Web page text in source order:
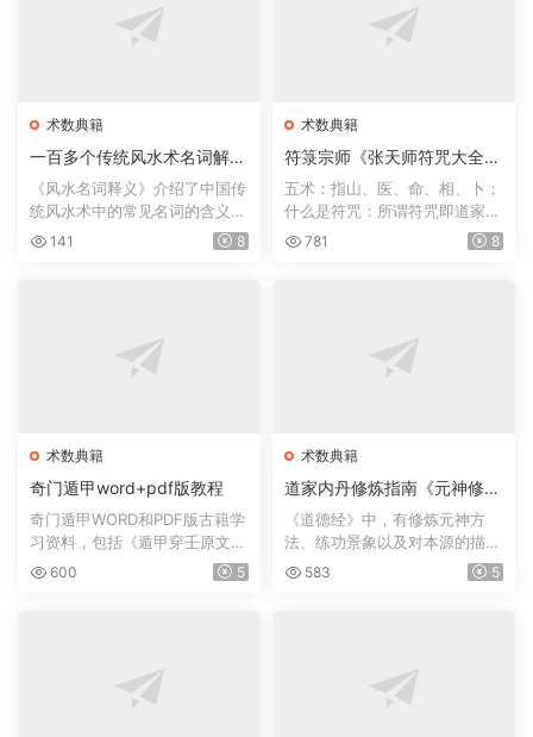
术数典籍
一百多个传统风水术名词解释
《风水名词释义》
《风水名词释义》介绍了中国传
统风水术中的常见名词的含义，
如风水术、太极晕、生...
141 8
术数典籍
符箓宗师《张天师符咒大全》
符咒术法趋吉避凶方术
五术：指山、医、命、相、卜；
什么是符咒：所谓符咒即道家所
用的“符文咒训”的简称...
781 8
术数典籍
奇门遁甲word+pdf版教程
奇门遁甲WORD和PDF版古籍学
习资料，包括《遁甲穿壬原文之
注释》,《遁甲符应经》三...
600 5
术数典籍
道家内丹修炼指南《元神修炼
法》
《道德经》中，有修炼元神方
法、练功景象以及对本源的描
述。如： 谷神不死、是谓...
583 5